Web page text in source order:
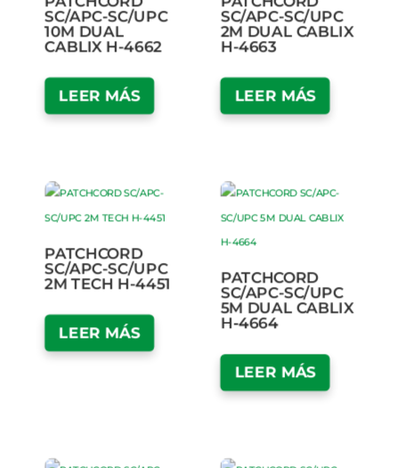
SC/APC-SC/UPC
10M DUAL
CABLIX H-4662
LEER MÁS
SC/APC-SC/UPC
2M DUAL CABLIX
H-4663
LEER MÁS
PATCHCORD
SC/APC-SC/UPC
2M TECH H-4451
LEER MÁS
PATCHCORD
SC/APC-SC/UPC
5M DUAL CABLIX
H-4664
LEER MÁS